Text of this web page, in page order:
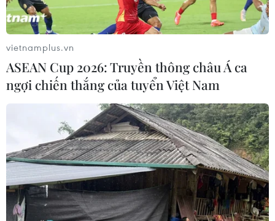
vietnamplus.vn
ASEAN Cup 2026: Truyền thông châu Á ca
ngợi chiến thắng của tuyển Việt Nam